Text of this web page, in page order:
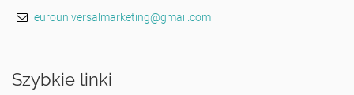
eurouniversalmarketing@gmail.com
Szybkie linki